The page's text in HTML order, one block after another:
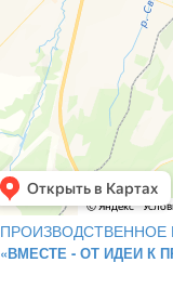
«ВМЕСТЕ - ОТ ИДЕИ К